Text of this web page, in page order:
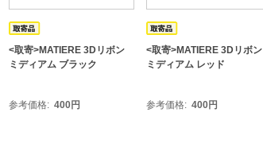
<取寄>MATIERE 3Dリボン
ミディアム ブラック
参考価格 400円
<取寄>MATIERE 3Dリボン
ミディアム レッド
参考価格 400円